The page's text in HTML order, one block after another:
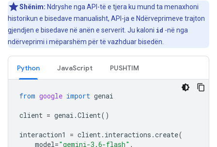
Shënim: Ndryshe nga API-të e tjera ku mund ta menaxhoni
historikun e bisedave manualisht, API-ja e Ndërveprimeve trajton
gjendjen e bisedave në anën e serverit. Ju kaloni id -në nga
ndërveprimi i mëparshëm për të vazhduar bisedën.
Python JavaScript PUSHTIM
from google import genai
client = genai .Client()
interaction1 = client. interactions .create(
model="gemini-3.6-flash" ,